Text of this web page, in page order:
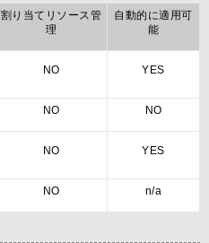
割り当てリソース管
理
自動的に適用可
能
NO YES
NO NO
NO YES
NO n/a